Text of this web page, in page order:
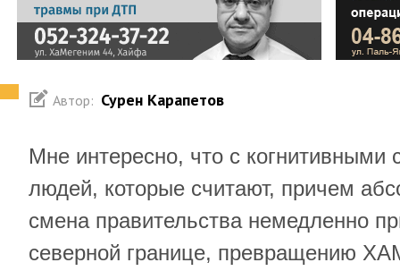
Автор: Сурен Карапетов
Мне интересно, что с когнитивными
людей, которые считают, причем
смена правительства немедленно
северной границе, превращению